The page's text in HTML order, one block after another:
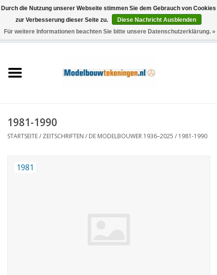
0 Artikel - €0,00
Schiffe
Holzbau
1981-1990
STARTSEITE/ ZEITSCHRIFTEN / DE MODELBOUWER 1936–2025 / 1981-1990
1981
Durch die Nutzung unserer Webseite stimmen Sie dem Gebrauch von Cookies
zur Verbesserung dieser Seite zu.
Diese Nachricht Ausblenden
Für weitere Informationen beachten Sie bitte unsere Datenschutzerklärung. »